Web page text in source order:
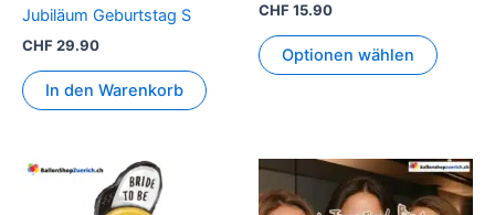
Jubiläum Geburtstag S
CHF29.90
In den Warenkorb
CHF15.90
Optionen wählen